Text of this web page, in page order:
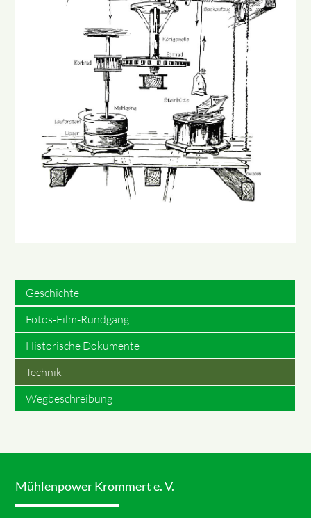
Geschichte
Fotos-Film-Rundgang
Historische Dokumente
Technik
Wegbeschreibung
Mühlenpower Krommert e. V.